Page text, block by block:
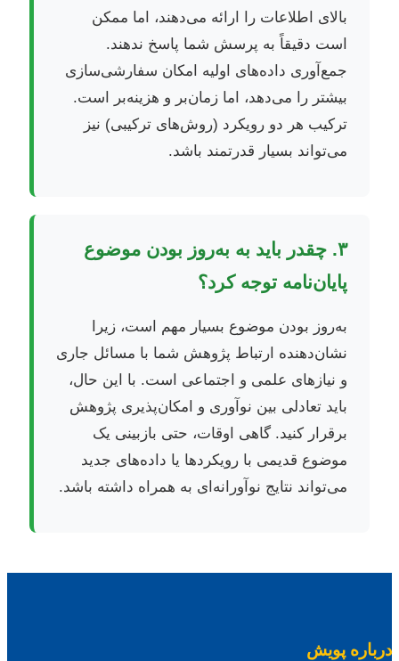
بالای اطلاعات را ارائه می‌دهند، اما ممکن
است دقیقاً به پرسش شما پاسخ ندهند.
جمع‌آوری داده‌های اولیه امکان سفارشی‌سازی
بیشتر را می‌دهد، اما زمان‌بر و هزینه‌بر است.
ترکیب هر دو رویکرد (روش‌های ترکیبی) نیز
می‌تواند بسیار قدرتمند باشد.
۳. چقدر باید به به‌روز بودن موضوع
پایان‌نامه توجه کرد؟
به‌روز بودن موضوع بسیار مهم است، زیرا
نشان‌دهنده ارتباط پژوهش شما با مسائل جاری
و نیازهای علمی و اجتماعی است. با این حال،
باید تعادلی بین نوآوری و امکان‌پذیری پژوهش
برقرار کنید. گاهی اوقات، حتی بازبینی یک
موضوع قدیمی با رویکردها یا داده‌های جدید
می‌تواند نتایج نوآورانه‌ای به همراه داشته باشد.
درباره پویش